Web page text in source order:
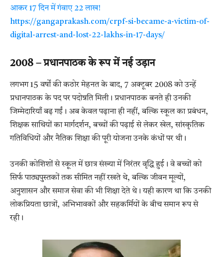
आकर 17 दिन में गंवाए 22 लाख!
https://gangaprakash.com/crpf-si-became-a-victim-of-
digital-arrest-and-lost-22-lakhs-in-17-days/
2008 – प्रधानपाठक के रूप में नई उड़ान
लगभग 15 वर्षों की कठोर मेहनत के बाद, 7 अक्टूबर 2008 को उन्हें
प्रधानपाठक के पद पर पदोन्नति मिली। प्रधानपाठक बनते ही उनकी
जिम्मेदारियाँ बढ़ गईं। अब केवल पढ़ाना ही नहीं, बल्कि स्कूल का प्रबंधन,
शिक्षक साथियों का मार्गदर्शन, बच्चों की पढ़ाई से लेकर खेल, सांस्कृतिक
गतिविधियों और नैतिक शिक्षा की पूरी योजना उनके कंधों पर थी।
उनकी कोशिशों से स्कूल में छात्र संख्या में निरंतर वृद्धि हुई। वे बच्चों को
सिर्फ पाठ्यपुस्तकों तक सीमित नहीं रखते थे, बल्कि जीवन मूल्यों,
अनुशासन और समाज सेवा की भी शिक्षा देते थे। यही कारण था कि उनकी
लोकप्रियता छात्रों, अभिभावकों और सहकर्मियों के बीच समान रूप से
रही।